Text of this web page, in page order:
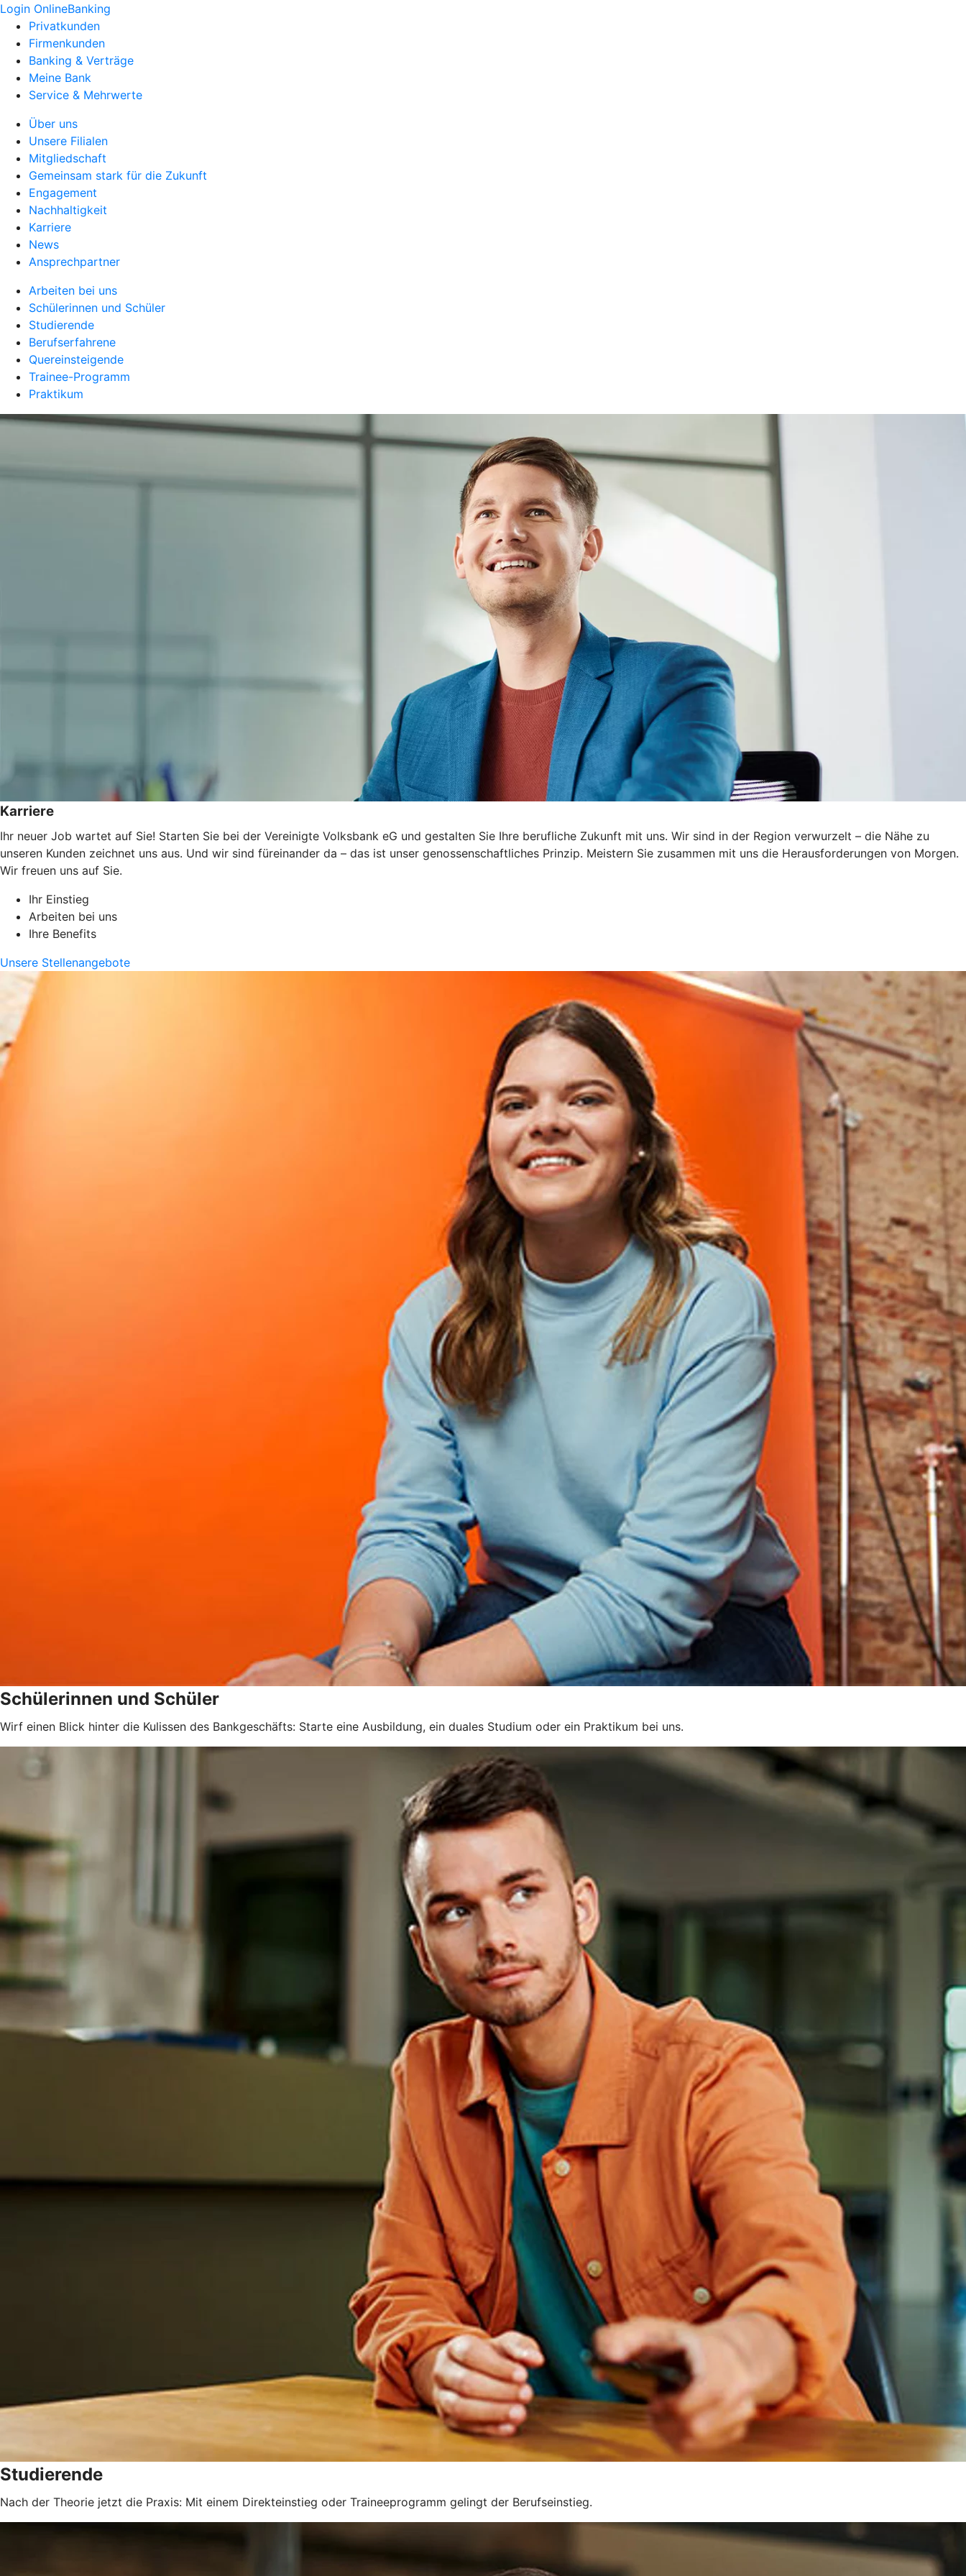
Login OnlineBanking
Privatkunden
Firmenkunden
Banking & Verträge
Meine Bank
Service & Mehrwerte
Über uns
Unsere Filialen
Mitgliedschaft
Gemeinsam stark für die Zukunft
Engagement
Nachhaltigkeit
Karriere
News
Ansprechpartner
Arbeiten bei uns
Schülerinnen und Schüler
Studierende
Berufserfahrene
Quereinsteigende
Trainee-Programm
Praktikum
Karriere
Ihr neuer Job wartet auf Sie! Starten Sie bei der Vereinigte Volksbank eG und gestalten Sie Ihre berufliche Zukunft mit uns. Wir sind in der Region verwurzelt – die Nähe zu
unseren Kunden zeichnet uns aus. Und wir sind füreinander da – das ist unser genossenschaftliches Prinzip. Meistern Sie zusammen mit uns die Herausforderungen von Morgen.
Wir freuen uns auf Sie.
Ihr Einstieg
Arbeiten bei uns
Ihre Benefits
Unsere Stellenangebote
Schülerinnen und Schüler
Wirf einen Blick hinter die Kulissen des Bankgeschäfts: Starte eine Ausbildung, ein duales Studium oder ein Praktikum bei uns.
Studierende
Nach der Theorie jetzt die Praxis: Mit einem Direkteinstieg oder Traineeprogramm gelingt der Berufseinstieg.